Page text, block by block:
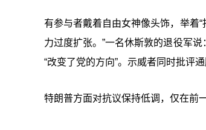
有参与者戴着自由女神像头饰，举着
力过度扩张。”一名休斯敦的退役军
“改变了党的方向”。示威者同时批评
特朗普方面对抗议保持低调，仅在前